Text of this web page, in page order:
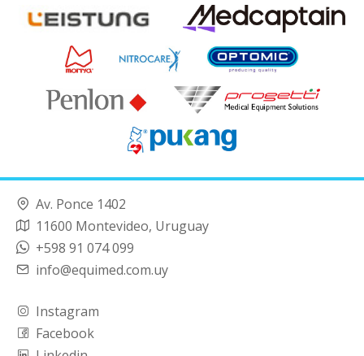
Av. Ponce 1402
11600 Montevideo, Uruguay
+598 91 074 099
info@equimed.com.uy
Instagram
Facebook